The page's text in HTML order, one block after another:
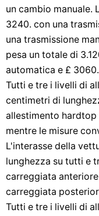
un cambio manuale.
3240. con una
una trasmissione
pesa un totale di
automatica e £
Tutti e tre i livelli di
centimetri di
allestimento
mentre le misure
L'interasse della
lunghezza su tutti e
carreggiata
carreggiata
Tutti e tre i livelli di